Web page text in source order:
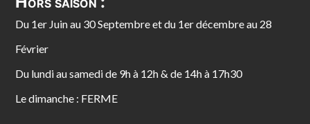
Du 1er Juin au 30 Septembre et du 1er décembre au 28
Février
Du lundi au samedi de 9h à 12h & de 14h à 17h30
Le dimanche : FERME